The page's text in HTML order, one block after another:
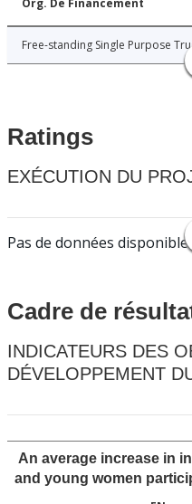
Org. De Financement
Free-standing Single Purpose
Ratings
EXÉCUTION DU
Pas de données disponibles.
Cadre de
INDICATEURS DES
DÉVELOPPEMENT
An average increase in
and young women